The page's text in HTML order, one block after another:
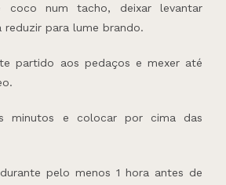
num tacho, deixar levantar
reduzir para lume brando.
partido aos pedaços e mexer até
minutos e colocar por cima das
pelo menos 1 hora antes de